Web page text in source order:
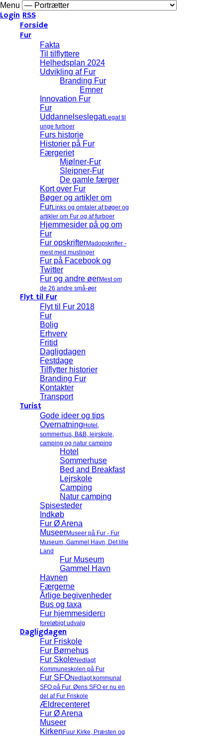
Menu
Login RSS
Forside
Fur
Fakta
Til tilflyttere
Helhedsplan 2024
Udvikling af Fur
Branding Fur
Emner
Innovation Fur
Fur
UddannelseslegatLegat til
unge furboer
Furs historie
Historier på Fur
Færgeriet
Mjølner-Fur
Sleipner-Fur
De gamle færger
Kort over Fur
Bøger og artikler om
FurLinks og omtaler af bøger og
artikler om Fur og af furboer
Hjemmesider på og om
Fur
Fur opskrifterMadopskrifter -
mest med muslinger
Fur på Facebook og
Twitter
Fur og andre øerMest om
de 26 andre små-øer
Flyt til Fur
Flyt til Fur 2018
Fur
Bolig
Erhverv
Fritid
Dagligdagen
Festdage
Tilflytter historier
Branding Fur
Kontakter
Transport
Turist
Gode ideer og tips
Overnatning Hotel,
sommerhus, B&B, lejrskole,
camping og natur camping
Hotel
Sommerhuse
Bed and Breakfast
Lejrskole
Camping
Natur camping
Spisesteder
Indkøb
Fur Ø Arena
MuseerMuseer på Fur - Fur
Museum, Gammel Havn, Det lille
Land
Fur Museum
Gammel Havn
Havnen
Færgerne
Årlige begivenheder
Bus og taxa
Fur hjemmesiderEt
foreløbigt udvalg
Dagligdagen
Fur Friskole
Fur Børnehus
Fur SkoleNedlagt
Kommuneskolen på Fur
Fur SFONedlagt kommunal
SFO på Fur. Øens SFO er nu en
del af Fur Friskole
Ældrecenteret
Fur Ø Arena
Museer
Kirken Fuur Kirke, Præsten og